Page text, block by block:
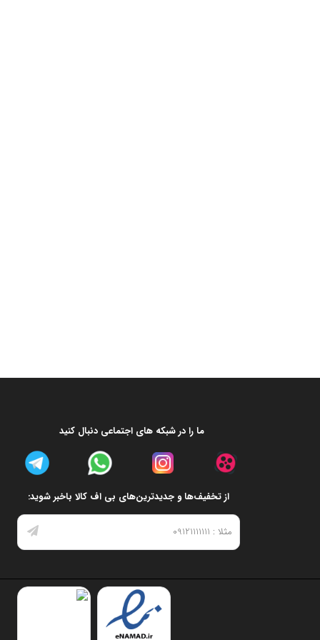
ما را در شبکه های اجتماعی دنبال کنید
از تخفیف‌ها و جدیدترین‌های بی اف کالا باخبر شوید: